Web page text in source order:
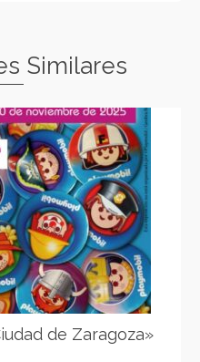
Similares
de Zaragoza»